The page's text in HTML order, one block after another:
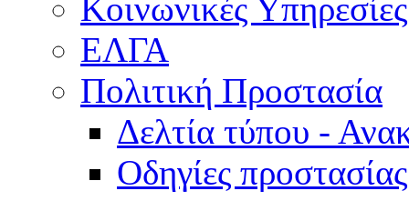
Κοινωνικές Υπηρεσίες
ΕΛΓΑ
Πολιτική Προστασία
Δελτία τύπου -
Οδηγίες προστασίας